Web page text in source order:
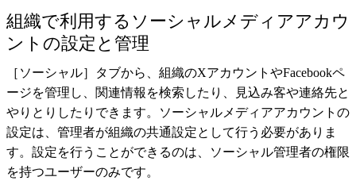
組織で利用するソーシャルメディアアカウ
ントの設定と管理
［ソーシャル］タブから、組織のXアカウントやFacebookペ
ージを管理し、関連情報を検索したり、見込み客や連絡先と
やりとりしたりできます。ソーシャルメディアアカウントの
設定は、管理者が組織の共通設定として行う必要がありま
す。設定を行うことができるのは、ソーシャル管理者の権限
を持つユーザーのみです。